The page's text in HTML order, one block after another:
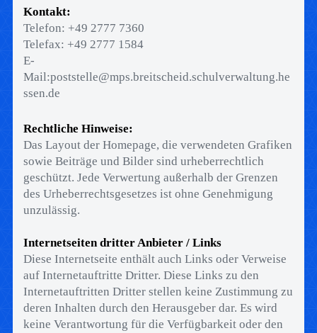
Kontakt:
Telefon: +49 2777 7360
Telefax: +49 2777 1584
E-
Mail:poststelle@mps.breitscheid.schulverwaltung.he
ssen.de
Rechtliche Hinweise:
Das Layout der Homepage, die verwendeten Grafiken
sowie Beiträge und Bilder sind urheberrechtlich
geschützt. Jede Verwertung außerhalb der Grenzen
des Urheberrechtsgesetzes ist ohne Genehmigung
unzulässig.
Internetseiten dritter Anbieter / Links
Diese Internetseite enthält auch Links oder Verweise
auf Internetauftritte Dritter. Diese Links zu den
Internetauftritten Dritter stellen keine Zustimmung zu
deren Inhalten durch den Herausgeber dar. Es wird
keine Verantwortung für die Verfügbarkeit oder den